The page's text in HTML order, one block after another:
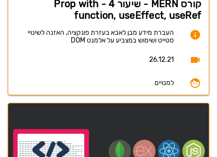
קורס MERN - שיעור 4 - Prop with
function, useEffect, useRef
העברת מידע מבן לאבא בעזרת פונקציה, האזנה לשינויי
סטייט ושימוש במצביע על אלמנט DOM
26.12.21
למנויים